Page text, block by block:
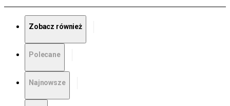
Zobacz również
Polecane
Najnowsze